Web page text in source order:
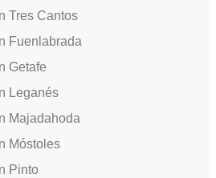
Tres Cantos
Fuenlabrada
Getafe
Leganés
Majadahoda
Móstoles
Pinto